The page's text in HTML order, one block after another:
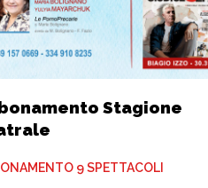
Stagione
9 SPETTACOLI